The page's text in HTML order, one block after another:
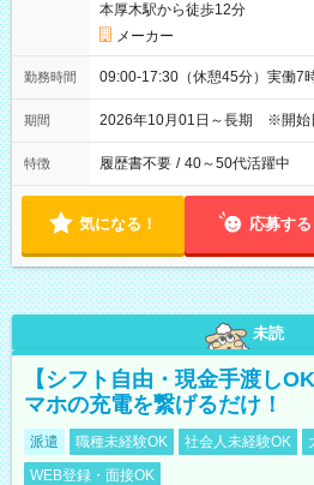
本厚木駅から徒歩12分
メーカー
勤務時間 09:00-17:30（休憩45分）実働7
期間 2026年10月01日～長期 ※開
特徴 履歴書不要 / 40～50代活躍中
気になる！ 応募する
未読
【シフト自由・現金手渡し
マホの充電を繋げるだけ！
派遣 職種未経験OK 社会人未経験OK
WEB登録・面接OK